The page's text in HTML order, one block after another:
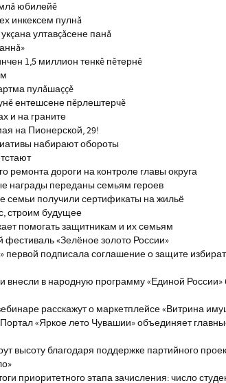
юбилейĕ
инкексем пулнă
ултавçăсене панă
1,5 миллион тенкĕ пĕтернĕ
пулăшаççĕ
ентешсене пĕрлештерчĕ
и на граните
на Пионерской, 29!
набирают обороты
ремонта дороги на контроле главы округа
награды переданы семьям героев
семьи получили сертификаты на жильё
строим будущее
помогать защитникам и их семьям
фестиваль «Зелёное золото России»
первой подписала соглашение о защите
в народную программу «Единой России»
расскажут о маркетплейсе «Витрина
«Яркое лето Чувашии» объединяет
высоту благодаря поддержке партийного
приоритетного этапа зачисления: число